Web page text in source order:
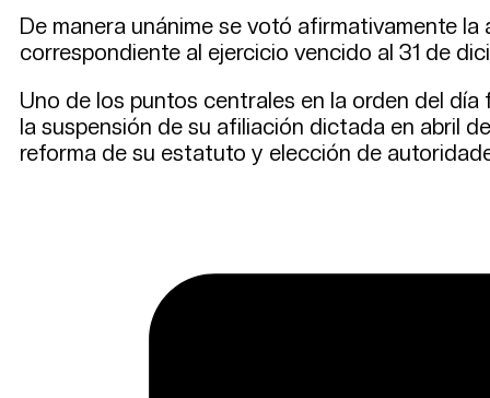
De manera unánime se votó afirmativamente
correspondiente al ejercicio vencido al 31 de
Uno de los puntos centrales en la orden del
la suspensión de su afiliación dictada en abril
reforma de su estatuto y elección de